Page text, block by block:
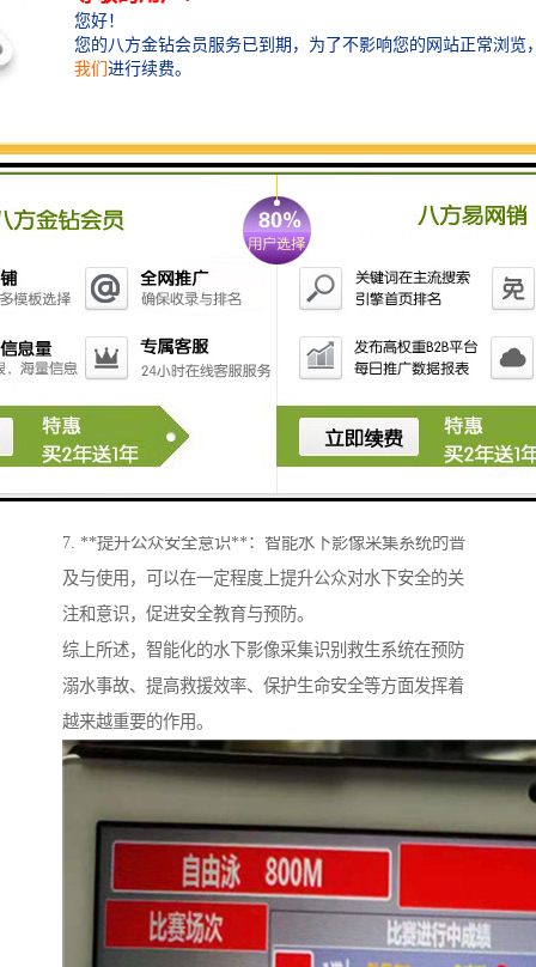
环境因素、位置变化等，为救援决策提供数据支持，从
而提升救援成功率。
3. **自动报警机制**：智能化系统可以设置自动报警功
救援单位发送警报，启动救援程序，提高反应速度。
传感器，能够在复杂环境条件下（如浑浊水域、暗光条
件等）有效工作，通过智能算法进行图像增强和处理，
确保识别的准确性。
通过无线传输技术将采集到的实时影像数据传输给救援
指挥中心，增加了救援的可视化管理。
6. **培训与预演**：系统可以通过模拟和训练功能，对
救援人员进行水下救援的培训，提升他们的技能和应对
突发事件的能力。
7. **提升公众安全意识**：智能水下影像采集系统的普
及与使用，可以在一定程度上提升公众对水下安全的关
注和意识，促进安全教育与预防。
综上所述，智能化的水下影像采集识别救生系统在预防
溺水事故、提高救援效率、保护生命安全等方面发挥着
越来越重要的作用。